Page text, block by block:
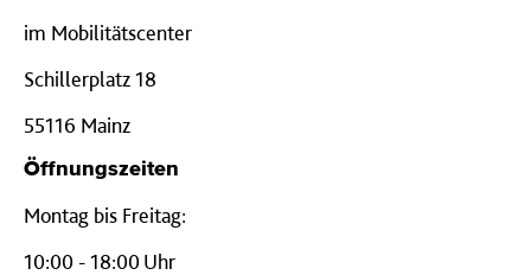
im Mobilitätscenter
Schillerplatz 18
55116 Mainz
Öffnungszeiten
Montag bis Freitag:
10:00 - 18:00 Uhr